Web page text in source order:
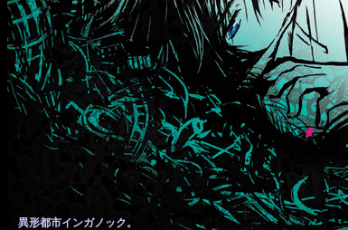
異形都市インガノック。